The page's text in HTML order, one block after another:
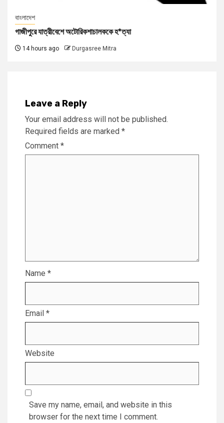
বাংলাদেশ
গাজীপুরে যাত্রীবেশে অটোরিকশাচালককে হ*ত্যা
14 hours ago Durgasree Mitra
Leave a Reply
Your email address will not be published.
Required fields are marked *
Comment *
Name *
Email *
Website
Save my name, email, and website in this
browser for the next time I comment.